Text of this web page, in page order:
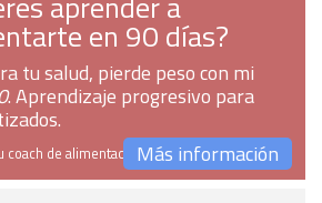
en 90 días?
tu salud, pierde peso con mi
. Aprendizaje progresivo para
coach de alimentaciónMás información